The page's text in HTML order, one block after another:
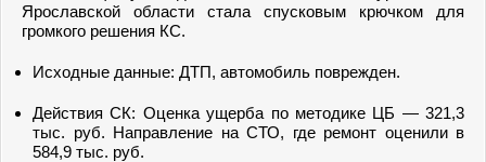
Ярославской области стала спусковым крючком для
громкого решения КС.
Исходные данные: ДТП, автомобиль поврежден.
Действия СК: Оценка ущерба по методике ЦБ — 321,3
тыс. руб. Направление на СТО, где ремонт оценили в
584,9 тыс. руб.